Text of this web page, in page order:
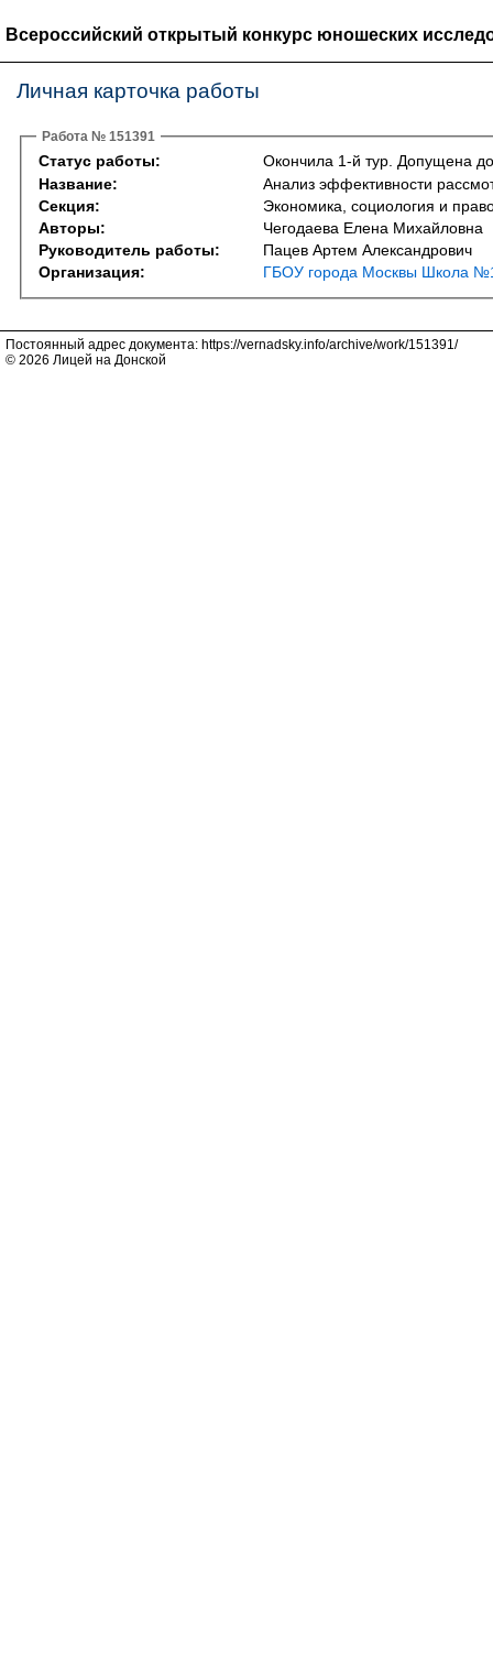
Всероссийский открытый конкурс юношеских
Личная карточка работы
Работа № 151391
Статус работы:
Окончила 1-й тур. Допущена
Название:
Анализ эффективности
Секция:
Экономика, социология и
Авторы:
Чегодаева Елена Михайловна
Руководитель работы:
Пацев Артем Александрович
Организация:
ГБОУ города Москвы Школа
Постоянный адрес документа: https://vernadsky.info/archive/work/151391/
© 2026 Лицей на Донской